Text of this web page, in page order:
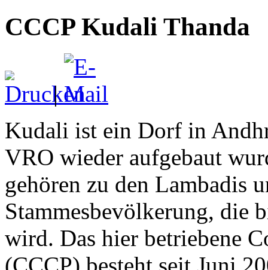
CCCP Kudali Thanda
|
Kudali ist ein Dorf in
VRO wieder aufgebaut
gehören zu den Lambadis
Stammesbevölkerung, die
wird. Das hier betriebene
(CCCP) besteht seit Juni